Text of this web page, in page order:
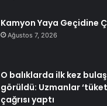
Kamyon Yaya Geçidine
Ağustos 7, 2026
O balıklarda ilk kez
görüldü: Uzmanlar
çağrısı yaptı